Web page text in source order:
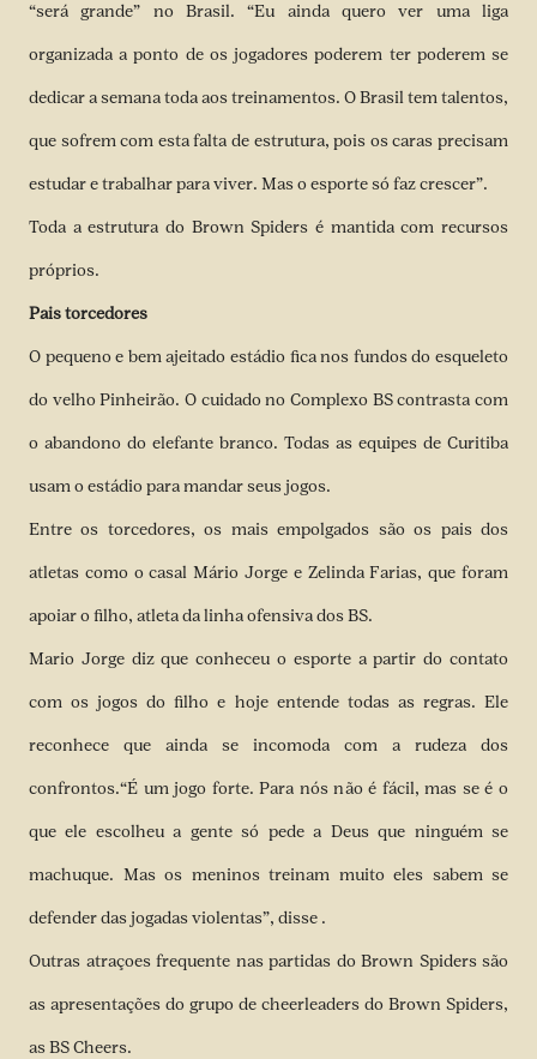
“será grande” no Brasil. “Eu ainda quero ver uma liga
organizada a ponto de os jogadores poderem ter poderem se
dedicar a semana toda aos treinamentos. O Brasil tem talentos,
que sofrem com esta falta de estrutura, pois os caras precisam
estudar e trabalhar para viver. Mas o esporte só faz crescer”.
Toda a estrutura do Brown Spiders é mantida com recursos
próprios.
Pais torcedores
O pequeno e bem ajeitado estádio fica nos fundos do esqueleto
do velho Pinheirão. O cuidado no Complexo BS contrasta com
o abandono do elefante branco. Todas as equipes de Curitiba
usam o estádio para mandar seus jogos.
Entre os torcedores, os mais empolgados são os pais dos
atletas como o casal Mário Jorge e Zelinda Farias, que foram
apoiar o filho, atleta da linha ofensiva dos BS.
Mario Jorge diz que conheceu o esporte a partir do contato
com os jogos do filho e hoje entende todas as regras. Ele
reconhece que ainda se incomoda com a rudeza dos
confrontos.“É um jogo forte. Para nós não é fácil, mas se é o
que ele escolheu a gente só pede a Deus que ninguém se
machuque. Mas os meninos treinam muito eles sabem se
defender das jogadas violentas”, disse .
Outras atraçoes frequente nas partidas do Brown Spiders são
as apresentações do grupo de cheerleaders do Brown Spiders,
as BS Cheers.